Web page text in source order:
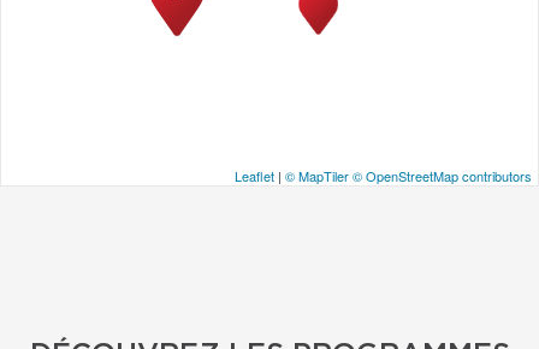
Leaflet | © MapTiler© OpenStreetMap contributors